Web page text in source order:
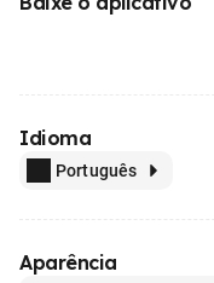
Idioma
Português
Aparência